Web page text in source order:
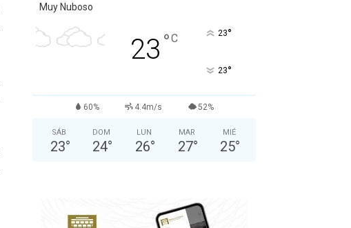
Muy Nuboso
23 °C 23°
23°
60% 4.4m/s 52%
SÁB
23°
DOM
24°
LUN
26°
MAR
27°
MIÉ
25°